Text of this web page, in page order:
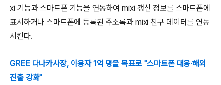
xi 기능과 스마트폰 기능을 연동하여 mixi 갱신 정보를 스마트폰에
표시하거나 스마트폰에 등록된 주소록과 mixi 친구 데이터를 연동
시킨다.
GREE 다나카사장, 이용자 1억 명을 목표로 "스마트폰 대응·해외
진출 강화"